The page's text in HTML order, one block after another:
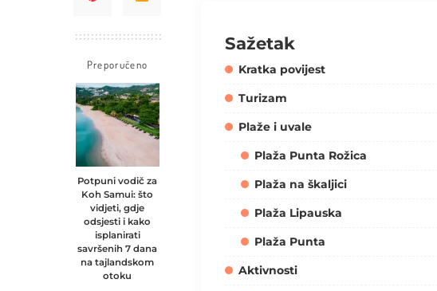
Preporučeno
Potpuni vodič za
Koh Samui: što
vidjeti, gdje
odsjesti i kako
isplanirati
savršenih 7 dana
na tajlandskom
otoku
Sažetak
Kratka povijest
Turizam
Plaže i uvale
Plaža Punta Rožica
Plaža na škaljici
Plaža Lipauska
Plaža Punta
Aktivnosti